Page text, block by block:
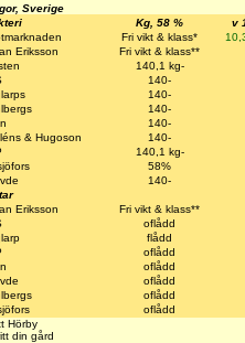
Sverige
Kg, 58 %
v
Fri vikt & klass*
Eriksson
Fri vikt & klass**
140,1 kg-
140-
140-
140-
140-
& Hugoson
140-
140,1 kg-
58%
140-
Eriksson
Fri vikt & klass**
oflådd
flådd
oflådd
oflådd
oflådd
oflådd
oflådd
Hörby
din gård